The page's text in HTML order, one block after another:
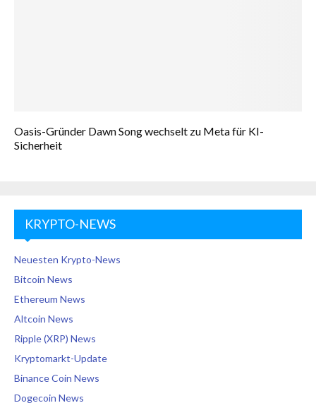
Oasis-Gründer Dawn Song wechselt zu Meta für KI-
Sicherheit
KRYPTO-NEWS
Neuesten Krypto-News
Bitcoin News
Ethereum News
Altcoin News
Ripple (XRP) News
Kryptomarkt-Update
Binance Coin News
Dogecoin News